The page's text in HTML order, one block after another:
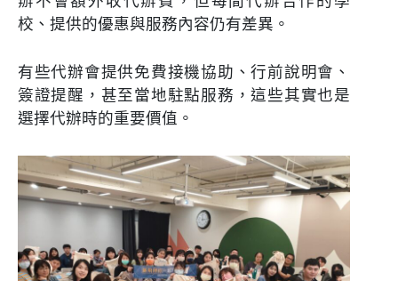
校、提供的優惠與服務內容仍有差異。
有些代辦會提供免費接機協助、行前說明會、
簽證提醒，甚至當地駐點服務，這些其實也是
選擇代辦時的重要價值。